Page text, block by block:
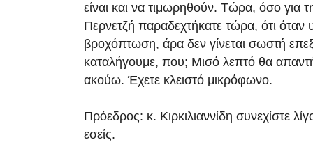
είναι και να τιμωρηθούν. Τώρα, όσο για
Περνετζή παραδεχτήκατε τώρα, ότι όταν
βροχόπτωση, άρα δεν γίνεται σωστή
καταλήγουμε, που; Μισό λεπτό θα
ακούω. Έχετε κλειστό μικρόφωνο.
Πρόεδρος: κ. Κιρκιλιαννίδη συνεχίστε
εσείς.